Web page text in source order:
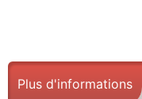
Plus d'informations